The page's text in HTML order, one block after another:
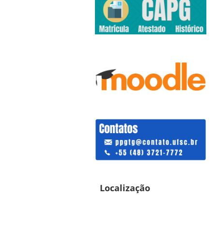
Localização